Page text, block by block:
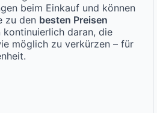
beim Einkauf und können
zu den besten Preisen
daran, die
möglich zu verkürzen – für